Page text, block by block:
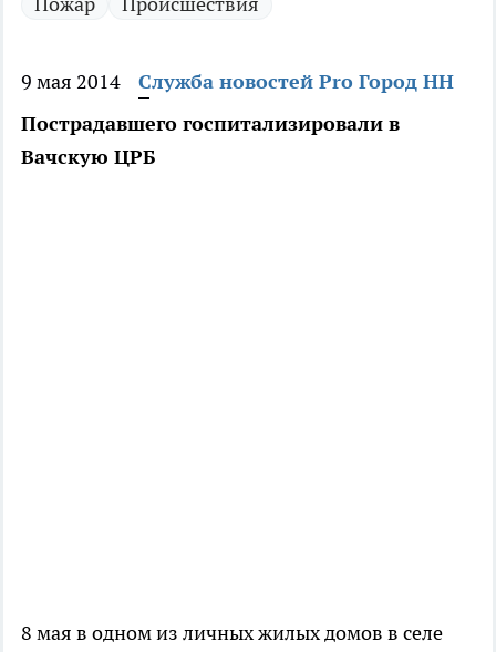
9 мая 2014
Служба новостей Pro Город НН
Пострадавшего госпитализировали в
Вачскую ЦРБ
8 мая в одном из личных жилых домов в селе